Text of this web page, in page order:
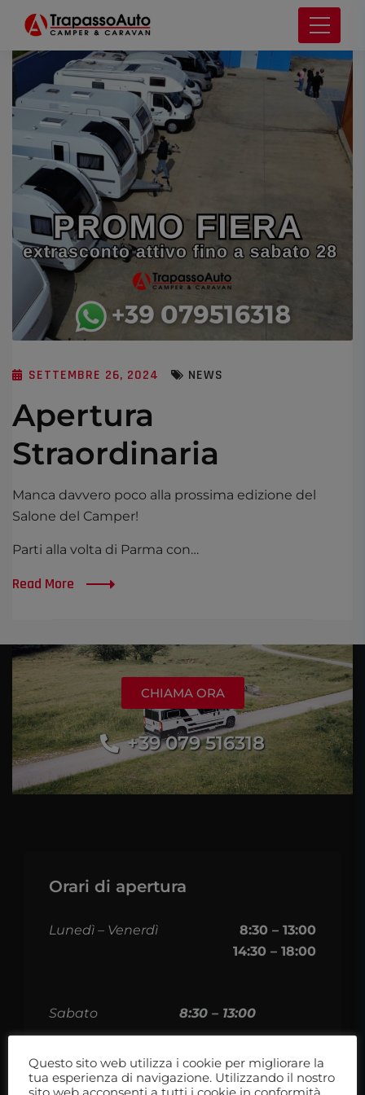
SETTEMBRE 26, 2024 NEWS
Apertura
Straordinaria
Manca davvero poco alla prossima edizione del
Salone del Camper!
Parti alla volta di Parma con…
Read More
CHIAMA ORA
+39 079 516318
Orari di apertura
Lunedì – Venerdì
8:30 – 13:00
14:30 – 18:00
Sabato 8:30 – 13:00
Questo sito web utilizza i cookie per migliorare la
tua esperienza di navigazione. Utilizzando il nostro